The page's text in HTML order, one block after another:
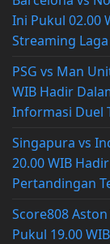
Ini Pukul 02.00
Streaming
PSG vs Man
WIB Hadir
Informasi Duel
Singapura vs
20.00 WIB
Pertandingan
Score808
Pukul 19.00